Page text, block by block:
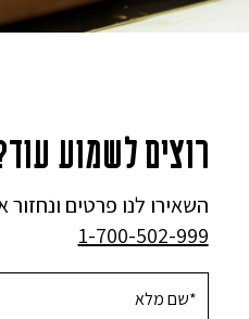
רוצים לשמוע
השאירו לנו פרטים ונחזור
1-700-502-999